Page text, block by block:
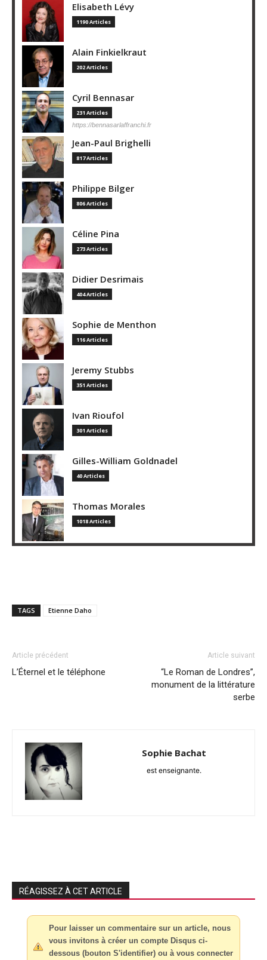
Elisabeth Lévy
1190 Articles
Alain Finkielkraut
202 Articles
Cyril Bennasar
231 Articles
https://bennasarlaffranchi.fr
Jean-Paul Brighelli
817 Articles
Philippe Bilger
806 Articles
Céline Pina
273 Articles
Didier Desrimais
404 Articles
Sophie de Menthon
116 Articles
Jeremy Stubbs
351 Articles
Ivan Rioufol
301 Articles
Gilles-William Goldnadel
40 Articles
Thomas Morales
1018 Articles
TAGS Etienne Daho
Article précédent
L’Éternel et le téléphone
Article suivant
“Le Roman de Londres”,
monument de la littérature
serbe
Sophie Bachat
est enseignante.
RÉAGISSEZ À CET ARTICLE
Pour laisser un commentaire sur un article, nous
vous invitons à créer un compte Disqus ci-
dessous (bouton S'identifier) ou à vous connecter